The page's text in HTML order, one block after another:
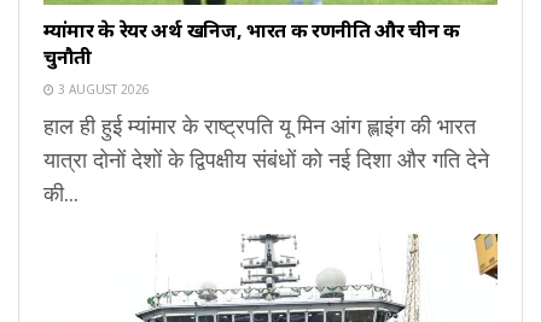
म्यांमार के रेयर अर्थ खनिज, भारत की रणनीति और चीन की
चुनौती
3 AUGUST 2026
हाल ही हुई म्यांमार के राष्ट्रपति यू मिन आंग ह्लाइंग की भारत
यात्रा दोनों देशों के द्विपक्षीय संबंधों को नई दिशा और गति देने
की...